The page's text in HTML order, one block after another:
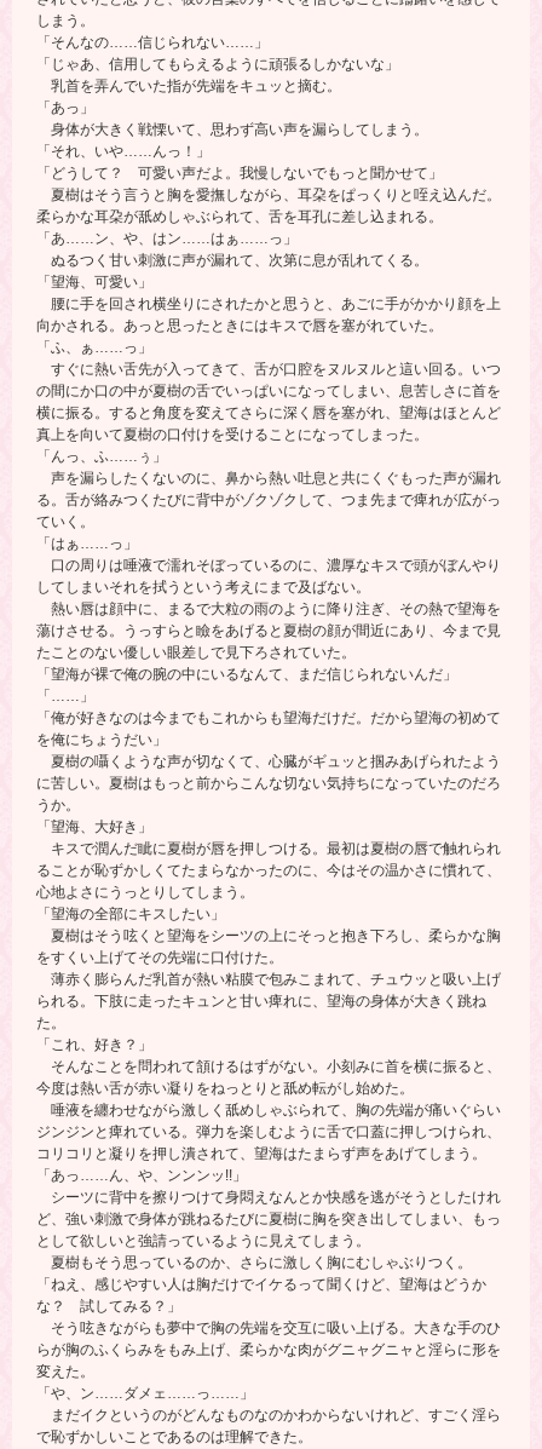
しまう。
「そんなの……信じられない……」
「じゃあ、信用してもらえるように頑張るしかないな」
乳首を弄んでいた指が先端をキュッと摘む。
「あっ」
身体が大きく戦慄いて、思わず高い声を漏らしてしまう。
「それ、いや……んっ！」
「どうして？ 可愛い声だよ。我慢しないでもっと聞かせて」
夏樹はそう言うと胸を愛撫しながら、耳朶をぱっくりと咥え込んだ。
柔らかな耳朶が舐めしゃぶられて、舌を耳孔に差し込まれる。
「あ……ン、や、はン……はぁ……っ」
ぬるつく甘い刺激に声が漏れて、次第に息が乱れてくる。
「望海、可愛い」
腰に手を回され横坐りにされたかと思うと、あごに手がかかり顔を上
向かされる。あっと思ったときにはキスで唇を塞がれていた。
「ふ、ぁ……っ」
すぐに熱い舌先が入ってきて、舌が口腔をヌルヌルと這い回る。いつ
の間にか口の中が夏樹の舌でいっぱいになってしまい、息苦しさに首を
横に振る。すると角度を変えてさらに深く唇を塞がれ、望海はほとんど
真上を向いて夏樹の口付けを受けることになってしまった。
「んっ、ふ……ぅ」
声を漏らしたくないのに、鼻から熱い吐息と共にくぐもった声が漏れ
る。舌が絡みつくたびに背中がゾクゾクして、つま先まで痺れが広がっ
ていく。
「はぁ……っ」
口の周りは唾液で濡れそぼっているのに、濃厚なキスで頭がぼんやり
してしまいそれを拭うという考えにまで及ばない。
熱い唇は顔中に、まるで大粒の雨のように降り注ぎ、その熱で望海を
蕩けさせる。うっすらと瞼をあげると夏樹の顔が間近にあり、今まで見
たことのない優しい眼差しで見下ろされていた。
「望海が裸で俺の腕の中にいるなんて、まだ信じられないんだ」
「……」
「俺が好きなのは今までもこれからも望海だけだ。だから望海の初めて
を俺にちょうだい」
夏樹の囁くような声が切なくて、心臓がギュッと掴みあげられたよう
に苦しい。夏樹はもっと前からこんな切ない気持ちになっていたのだろ
うか。
「望海、大好き」
キスで潤んだ眦に夏樹が唇を押しつける。最初は夏樹の唇で触れられ
ることが恥ずかしくてたまらなかったのに、今はその温かさに慣れて、
心地よさにうっとりしてしまう。
「望海の全部にキスしたい」
夏樹はそう呟くと望海をシーツの上にそっと抱き下ろし、柔らかな胸
をすくい上げてその先端に口付けた。
薄赤く膨らんだ乳首が熱い粘膜で包みこまれて、チュウッと吸い上げ
られる。下肢に走ったキュンと甘い痺れに、望海の身体が大きく跳ね
た。
「これ、好き？」
そんなことを問われて頷けるはずがない。小刻みに首を横に振ると、
今度は熱い舌が赤い凝りをねっとりと舐め転がし始めた。
唾液を纏わせながら激しく舐めしゃぶられて、胸の先端が痛いぐらい
ジンジンと痺れている。弾力を楽しむように舌で口蓋に押しつけられ、
コリコリと凝りを押し潰されて、望海はたまらず声をあげてしまう。
「あっ……ん、や、ンンンッ!!」
シーツに背中を擦りつけて身悶えなんとか快感を逃がそうとしたけれ
ど、強い刺激で身体が跳ねるたびに夏樹に胸を突き出してしまい、もっ
として欲しいと強請っているように見えてしまう。
夏樹もそう思っているのか、さらに激しく胸にむしゃぶりつく。
「ねえ、感じやすい人は胸だけでイケるって聞くけど、望海はどうか
な？ 試してみる？」
そう呟きながらも夢中で胸の先端を交互に吸い上げる。大きな手のひ
らが胸のふくらみをもみ上げ、柔らかな肉がグニャグニャと淫らに形を
変えた。
「や、ン……ダメェ……っ……」
まだイクというのがどんなものなのかわからないけれど、すごく淫ら
で恥ずかしいことであるのは理解できた。